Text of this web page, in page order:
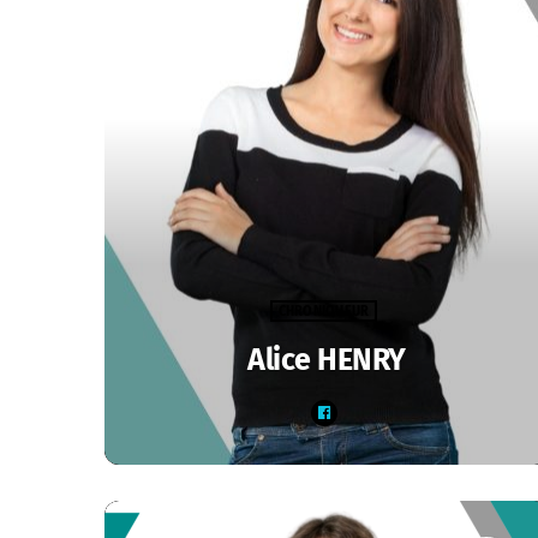
Alice HENRY
Retrouvez Alice tous les jours sur Saône Radio à
canap et tous les mercredis à 9h30 - 13h30 -